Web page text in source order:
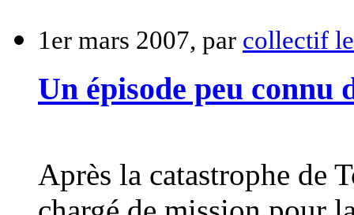
1er mars 2007, par collectif
Un épisode peu connu
Après la catastrophe de